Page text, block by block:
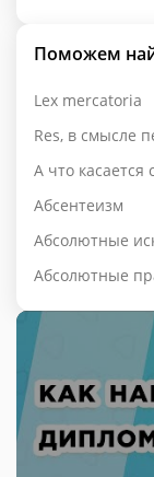
Поможем
Lex mercatoria
Res, в смысле
А что касается
Абсентеизм
Абсолютные
Абсолютные